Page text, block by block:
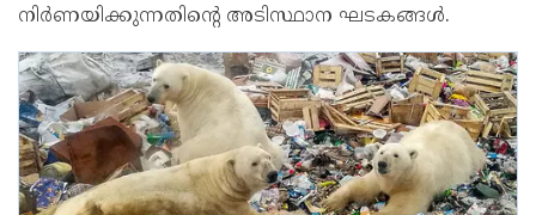
നിര്‍ണയിക്കുന്നതിന്റെ അടിസ്ഥാന ഘടകങ്ങള്‍.